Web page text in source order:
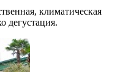
климатическая
дегустация.